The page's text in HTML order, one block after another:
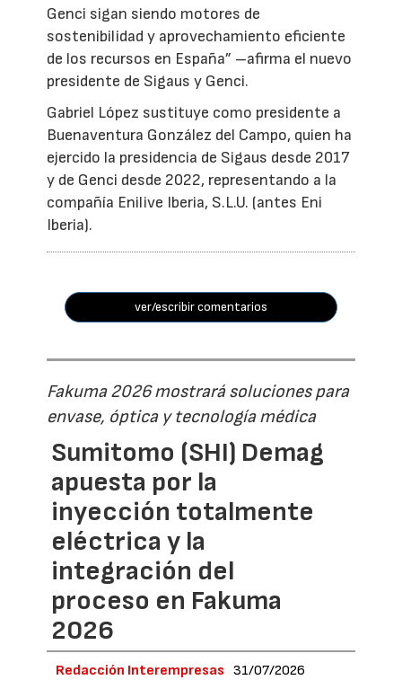
Genci sigan siendo motores de
sostenibilidad y aprovechamiento eficiente
de los recursos en España” –afirma el nuevo
presidente de Sigaus y Genci.
Gabriel López sustituye como presidente a
Buenaventura González del Campo, quien ha
ejercido la presidencia de Sigaus desde 2017
y de Genci desde 2022, representando a la
compañía Enilive Iberia, S.L.U. (antes Eni
Iberia).
ver/escribir comentarios
Fakuma 2026 mostrará soluciones para
envase, óptica y tecnología médica
Sumitomo (SHI) Demag
apuesta por la
inyección totalmente
eléctrica y la
integración del
proceso en Fakuma
2026
Redacción Interempresas 31/07/2026